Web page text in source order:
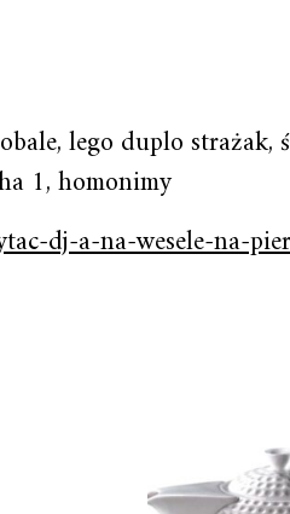
lego duplo strażak,
1, homonimy
dj-a-na-wesele-na-